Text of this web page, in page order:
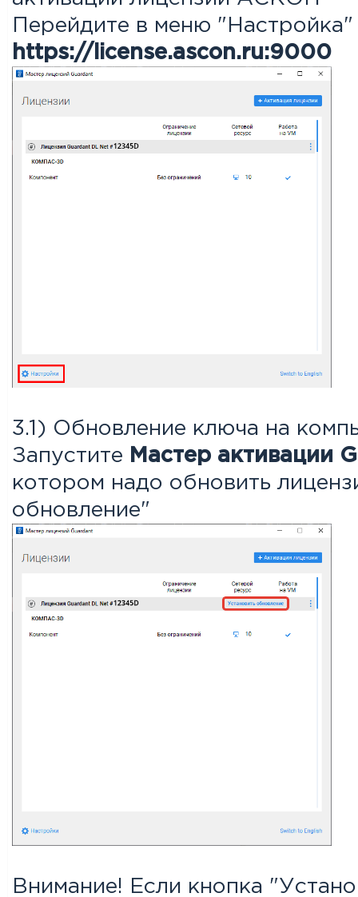
Перейдите в меню
https://license.ascon.ru:9000
3.1) Обновление ключа на
Запустите
Мастер активации
котором надо обновить
обновление"
Внимание! Если кнопка